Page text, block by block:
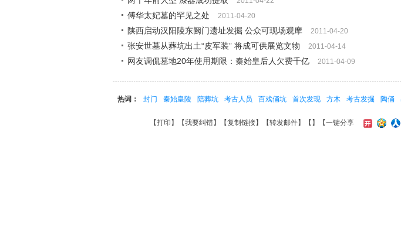
傅华太妃墓的罕见之处 2011-04-20
陕西启动汉阳陵东阙门遗址发掘 公众可现场观摩 2011-04-20
张安世墓从葬坑出土“皮军装” 将成可供展览文物 2011-04-14
网友调侃墓地20年使用期限：秦始皇后人欠费千亿 2011-04-09
热词： 封门 秦始皇陵 陪葬坑 考古人员 百戏俑坑 首次发现 方木 考古发掘 陶俑
【打印 】【我要纠错】【复制链接】【转发邮件】【 】 【一键分享